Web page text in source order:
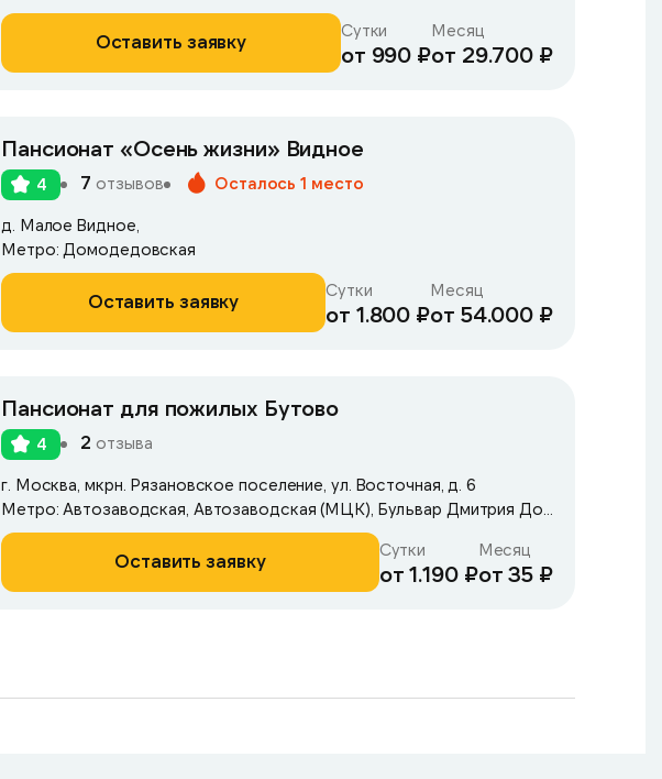
Оставить заявку Сутки
от 990 ₽
Месяц
от 29.700 ₽
Пансионат «Осень жизни» Видное
4 7 отзывов Осталось 1 место
д. Малое Видное,
Метро: Домодедовская
Оставить заявку Сутки
от 1.800 ₽
Месяц
от 54.000 ₽
Пансионат для пожилых Бутово
4 2 отзыва
г. Москва, мкрн. Рязановское поселение, ул. Восточная, д. 6
Оставить заявку Сутки
от 1.190 ₽
Месяц
от 35 ₽